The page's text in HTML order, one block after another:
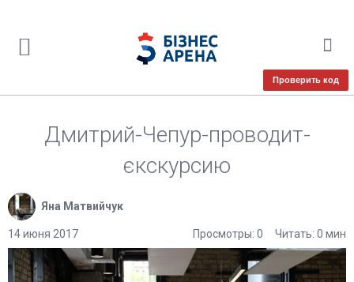
Проверить код
Дмитрий-Чепур-проводит-
єкскурсию
Яна Матвийчук
14 июня 2017 Читать: 0 мин
Просмотры: 0